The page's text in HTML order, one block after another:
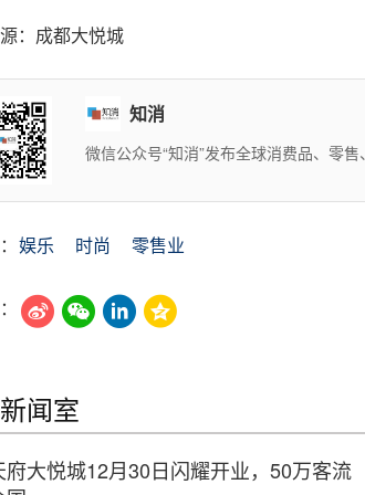
：成都大悦城
知消
微信公众号“知消”发布全球消费品、零
娱乐 时尚 零售业
闻室
府大悦城12月30日闪耀开业，50万客流